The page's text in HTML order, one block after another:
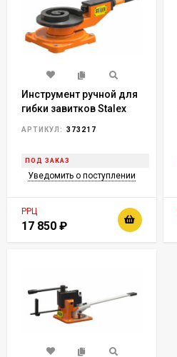
Инструмент ручной для
гибки завитков Stalex
АРТИКУЛ: 373217
ПОД ЗАКАЗ
Уведомить о поступлении
РРЦ
17 850 ₽